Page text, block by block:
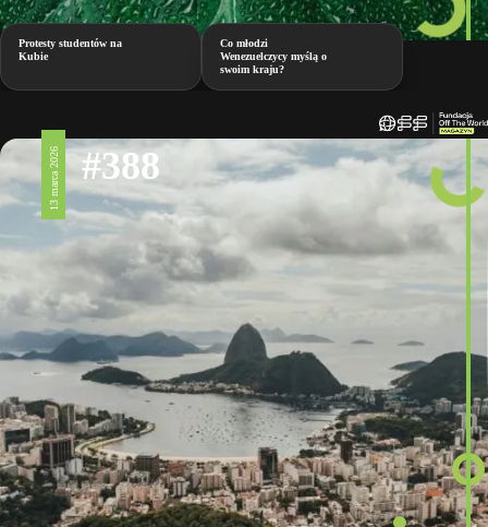
Protesty studentów na
Kubie
Co młodzi
Wenezuelczycy myślą o
swoim kraju?
13 marca 2026 #388